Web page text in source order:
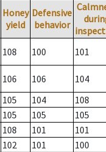
Honey
yield
Defensive
behavior
108 100 101
106 106 104
105 104 108
105 105 105
108 101 101
102 101 100